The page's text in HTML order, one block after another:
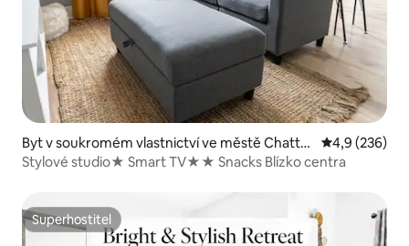
Byt v soukromém vlastnictví ve městě Chatta
nooga
Průměrné
4,9 (236)
Stylové studio★ Smart TV★★ Snacks Blízko centra
Superhostitel
Superhostitel